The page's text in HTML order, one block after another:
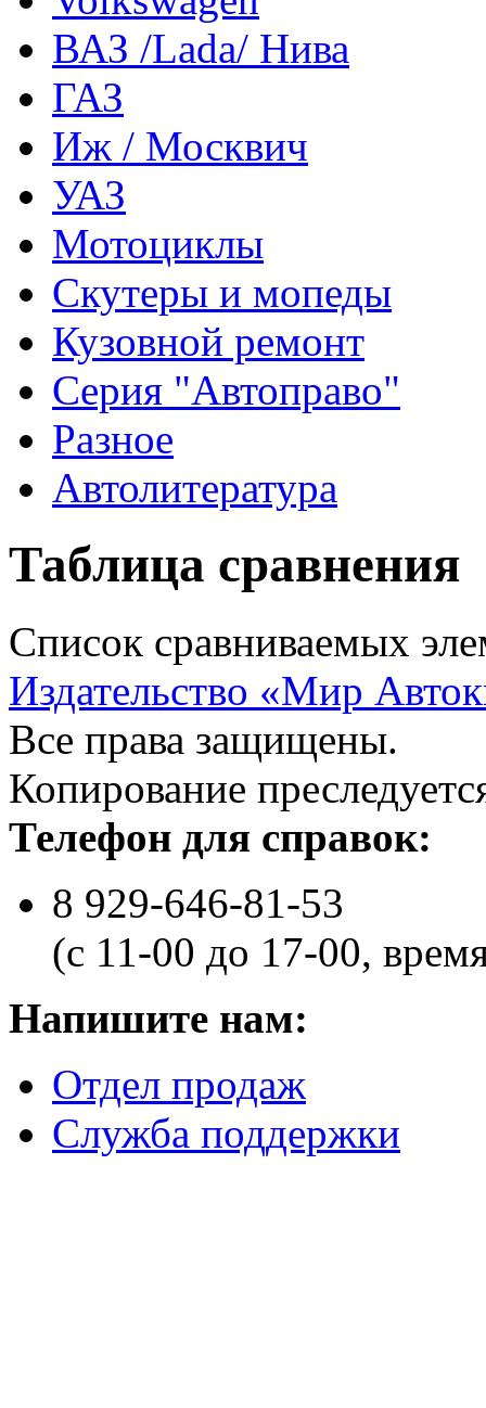
ВАЗ /Lada/ Нива
ГАЗ
Иж / Москвич
УАЗ
Мотоциклы
Скутеры и мопеды
Кузовной ремонт
Серия "Автоправо"
Разное
Автолитература
Таблица сравнения
Список сравниваемых
Издательство «Мир
Все права защищены.
Копирование
Телефон для справок:
8 929-646-81-53
(с 11-00 до 17-00,
Напишите нам:
Отдел продаж
Служба поддержки